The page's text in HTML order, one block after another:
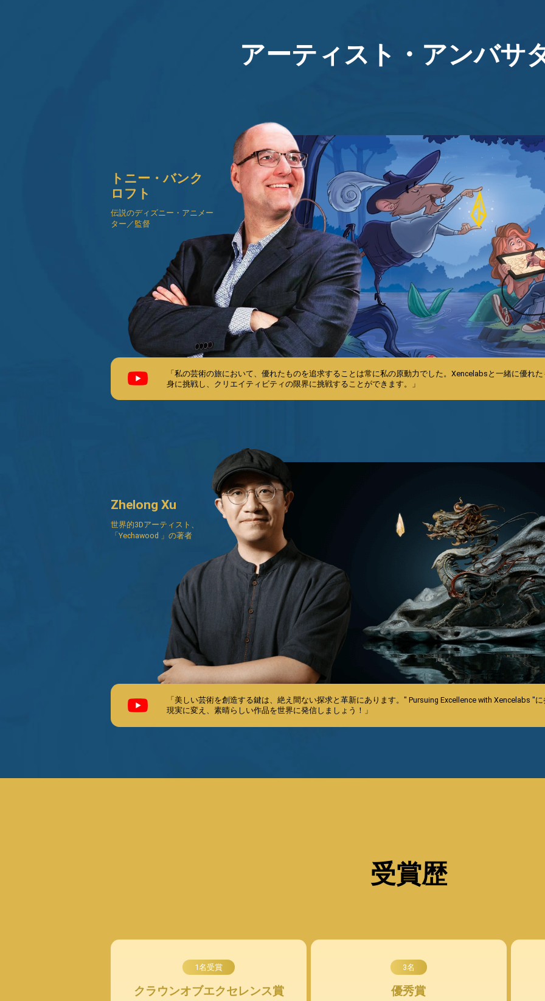
アーティスト・アンバサ
トニー・バンク
ロフト
伝説のディズニー・アニメー
ター／監督
「私の芸術の旅において、優れたものを追求することは常に私の原動力でした。Xencelabsと一緒に優れ
身に挑戦し、クリエイティビティの限界に挑戦することができます。」
Zhelong Xu
世界的3Dアーティスト、
「Yechawood 」の著者
「美しい芸術を創造する鍵は、絶え間ない探求と革新にあります。" Pursuing Excellence with Xencelabs "
現実に変え、素晴らしい作品を世界に発信しましょう！」
受賞歴
1名受賞
クラウンオブエクセレンス賞
3名
優秀賞